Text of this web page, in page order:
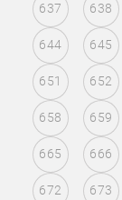
637 638
644 645
651 652
658 659
665 666
672 673